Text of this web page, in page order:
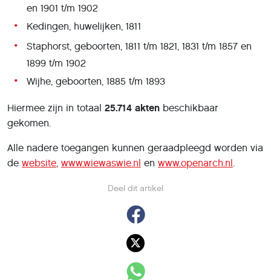
Deel dit artikel
en 1901 t/m 1902
Kedingen, huwelijken, 1811
Staphorst, geboorten, 1811 t/m 1821, 1831 t/m 1857 en
1899 t/m 1902
Wijhe, geboorten, 1885 t/m 1893
Hiermee zijn in totaal 25.714 akten beschikbaar
gekomen.
Alle nadere toegangen kunnen geraadpleegd worden via
de website, www.wiewaswie.nl en www.openarch.nl.